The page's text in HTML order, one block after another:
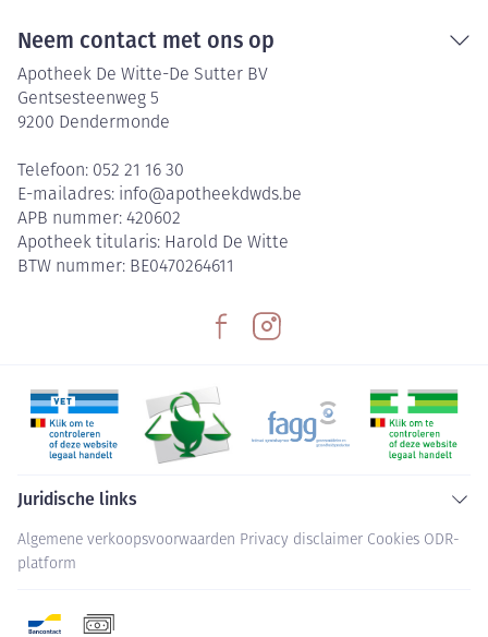
Neem contact met ons op
Apotheek De Witte-De Sutter BV
Gentsesteenweg 5
9200 Dendermonde
Telefoon: 052 21 16 30
E-mailadres: info@apotheekdwds.be
APB nummer: 420602
Apotheek titularis: Harold De Witte
BTW nummer: BE0470264611
Juridische links
Algemene verkoopsvoorwaarden Privacy disclaimer Cookies ODR-
platform